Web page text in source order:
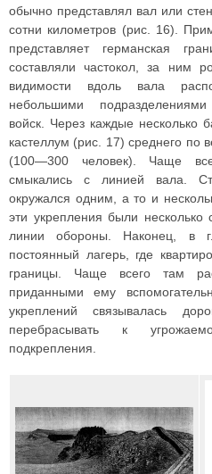
обычно представлял вал или
сотни километров (рис. 16).
представляет германская
составляли частокол, за ним
видимости вдоль вала
небольшими
войск. Через каждые несколько
кастеллум (рис. 17) среднего по
(100—300 человек). Чаще
смыкались с линией вала.
окружался одним, а то и
эти укрепления были несколько
линии обороны. Наконец, в
постоянный лагерь, где
границы. Чаще всего там
приданными ему
укреплений связывалась
перебрасывать к
подкрепления.